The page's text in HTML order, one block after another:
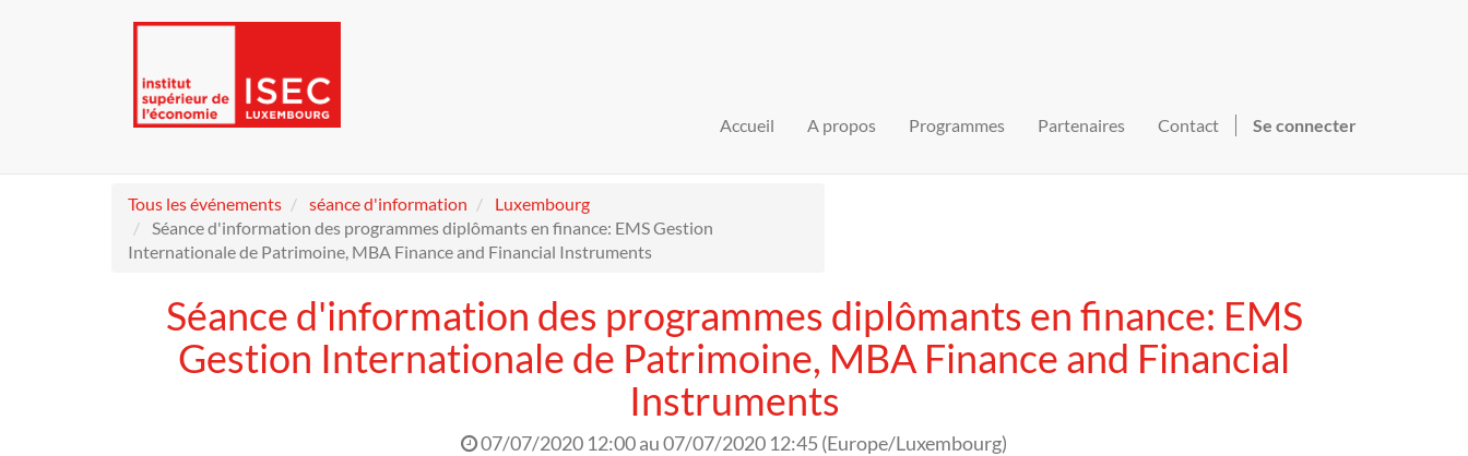
Accueil A propos Programmes Partenaires Contact Se connecter
Tous les événements séance d'information
Luxembourg
Séance d'information des programmes diplômants en finance: EMS Gestion
Internationale de Patrimoine, MBA Finance and Financial Instruments
Séance d'information des programmes diplômants en finance: EMS
Gestion Internationale de Patrimoine, MBA Finance and Financial
Instruments
07/07/2020 12:00au07/07/2020 12:45(Europe/Luxembourg)